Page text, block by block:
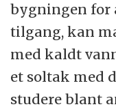
bygningen for
tilgang, kan
med kaldt
et soltak med
studere blant